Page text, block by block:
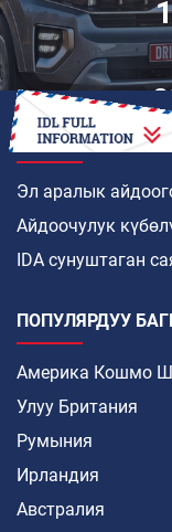
КАНТИП
Эл аралык
Айдоочулук
IDA сунуштаган
ПОПУЛЯРДУУ
Америка Кошмо
Улуу Британия
Румыния
Ирландия
Австралия